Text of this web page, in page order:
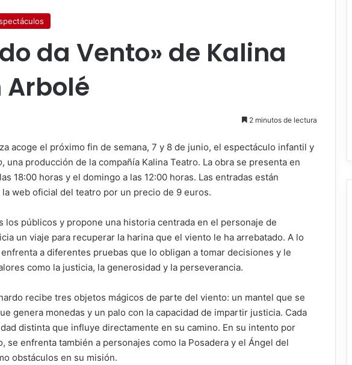
da Vento» de Kalina
Arbolé
2 minutos de lectura
acoge el próximo fin de semana, 7 y 8 de junio, el espectáculo infantil y
, una producción de la compañía Kalina Teatro. La obra se presenta en
18:00 horas y el domingo a las 12:00 horas. Las entradas están
web oficial del teatro por un precio de 9 euros.
los públicos y propone una historia centrada en el personaje de
un viaje para recuperar la harina que el viento le ha arrebatado. A lo
a diferentes pruebas que lo obligan a tomar decisiones y le
como la justicia, la generosidad y la perseverancia.
recibe tres objetos mágicos de parte del viento: un mantel que se
genera monedas y un palo con la capacidad de impartir justicia. Cada
distinta que influye directamente en su camino. En su intento por
se enfrenta también a personajes como la Posadera y el Ángel del
obstáculos en su misión.